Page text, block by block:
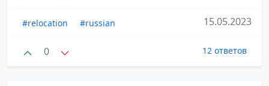
#relocation #russian 15.05.2023
0 12 ответов